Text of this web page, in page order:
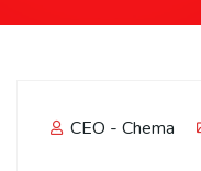
CEO - Chema